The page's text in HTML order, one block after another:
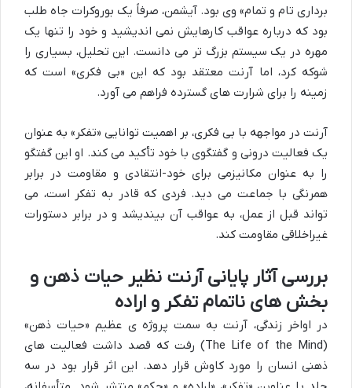
برداری تام و تمام» وی بود. آیشمن، صرفاً یک بوروکرات جاه طلب
بود که درباره عواقب کارهایش نمی اندیشید و خود را تنها یک
مهره در یک سیستم بزرگ تر می دانست. این تحلیل، بسیاری را
شوکه کرد، اما آرنت معتقد بود که این «بی فکری» است که
زمینه را برای شرارت های گسترده فراهم می آورد.
آرنت در مواجهه با بی فکری، بر اهمیت توانایی «تفکر» به عنوان
یک فعالیت درونی و گفتگوی با خود تأکید می کند. او این گفتگو
را به عنوان مکانیزمی برای خود-انتقادی و مقاومت در برابر
همرنگی با جماعت می دید. فردی که قادر به تفکر است، می
تواند قبل از عمل، به عواقب آن بیندیشد و در برابر دستورات
غیراخلاقی مقاومت کند.
بررسی آثار پایانی آرنت نظیر حیات ذهن و
بخش های ناتمام تفکر و اراده
در اواخر زندگی، آرنت به سمت پروژه ی عظیم «حیات ذهن»
(The Life of the Mind) رفت که قصد داشت فعالیت های
ذهنی انسان را مورد کاوش قرار دهد. این اثر قرار بود در سه